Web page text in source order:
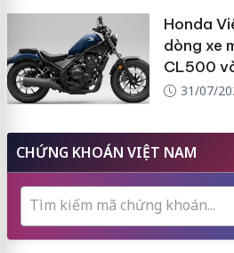
Honda
dòng xe
CL500
31/07/
CHỨNG KHOÁN VIỆT NAM
Tìm kiếm mã chứng khoán...